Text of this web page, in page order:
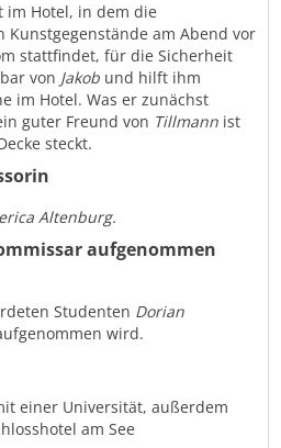
im Hotel, in dem die
Kunstgegenstände am Abend vor
stattfindet, für die Sicherheit
von Jakob und hilft ihm
im Hotel. Was er zunächst
guter Freund von Tillmann ist
steckt.
Altenburg.
aufgenommen
Studenten Dorian
wird.
einer Universität, außerdem
am See